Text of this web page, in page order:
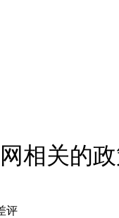
相关的
评